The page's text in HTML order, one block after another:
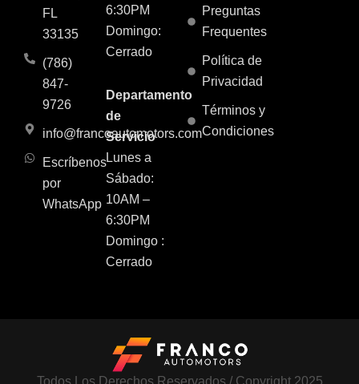
FL
33135
(786)
847-
9726
info@francoautomotors.com
Escríbenos
por
WhatsApp
6:30PM
Domingo:
Cerrado
Departamento
de
Servicio
Lunes a
Sábado:
10AM –
6:30PM
Domingo :
Cerrado
Preguntas
Frequentes
Política de
Privacidad
Términos y
Condiciones